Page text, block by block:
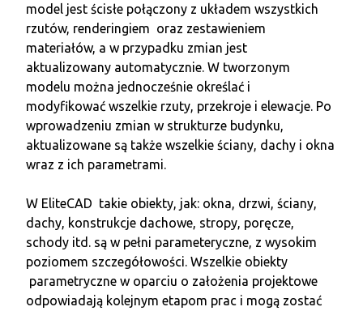
model jest ścisłe połączony z układem wszystkich
rzutów, renderingiem oraz zestawieniem
materiałów, a w przypadku zmian jest
aktualizowany automatycznie. W tworzonym
modelu można jednocześnie określać i
modyfikować wszelkie rzuty, przekroje i elewacje. Po
wprowadzeniu zmian w strukturze budynku,
aktualizowane są także wszelkie ściany, dachy i okna
wraz z ich parametrami.
W EliteCAD takie obiekty, jak: okna, drzwi, ściany,
dachy, konstrukcje dachowe, stropy, poręcze,
schody itd. są w pełni parameteryczne, z wysokim
poziomem szczegółowości. Wszelkie obiekty
parametryczne w oparciu o założenia projektowe
odpowiadają kolejnym etapom prac i mogą zostać